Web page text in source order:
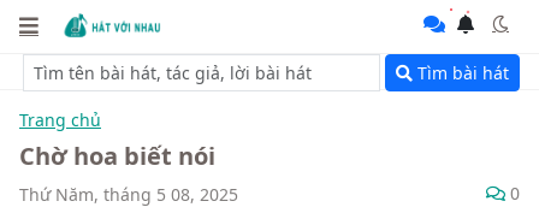
Tìm bài hát
Trang chủ
Chờ hoa biết nói
Thứ Năm, tháng 5 08, 2025 0